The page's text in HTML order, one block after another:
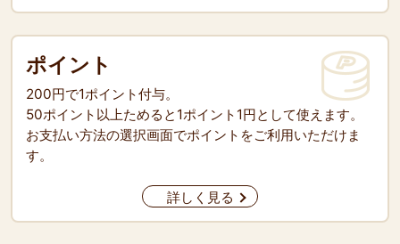
ポイント
200円で1ポイント付与。
50ポイント以上ためると1ポイント1円として使えます。
お支払い方法の選択画面でポイントをご利用いただけま
す。
詳しく見る